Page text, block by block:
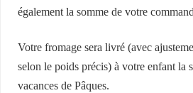
également la somme de votre
Votre fromage sera livré (avec
selon le poids précis) à votre enfant la
vacances de Pâques.